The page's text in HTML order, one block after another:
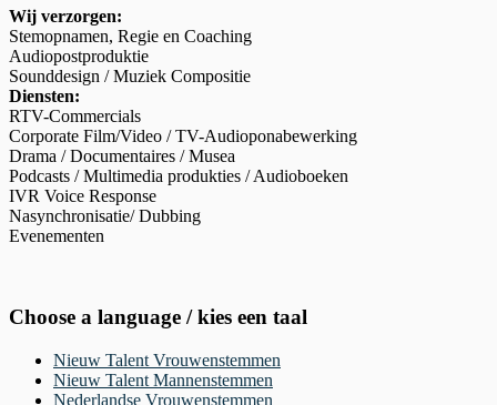
Wij verzorgen:
Stemopnamen, Regie en Coaching
Audiopostproduktie
Sounddesign / Muziek Compositie
Diensten:
RTV-Commercials
Corporate Film/Video / TV-Audioponabewerking
Drama / Documentaires / Musea
Podcasts / Multimedia produkties / Audioboeken
IVR Voice Response
Nasynchronisatie/ Dubbing
Evenementen
Choose a language / kies een taal
Nieuw Talent Vrouwenstemmen
Nieuw Talent Mannenstemmen
Nederlandse Vrouwenstemmen